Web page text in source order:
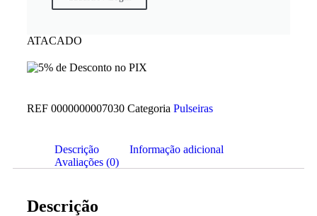
ATACADO
REF 0000000007030 Categoria Pulseiras
Descrição
Informação adicional
Avaliações (0)
Descrição